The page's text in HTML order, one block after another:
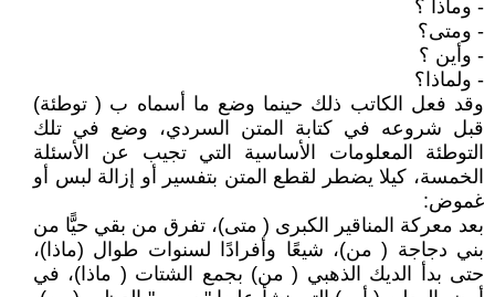
- وماذا ؟
- ومتى؟
- وأين ؟
- ولماذا؟
وقد فعل الكاتب ذلك حينما وضع ما أسماه ب ( توطئة)
قبل شروعه في كتابة المتن السردي، وضع في تلك
التوطئة المعلومات الأساسية التي تجيب عن الأسئلة
الخمسة، كيلا يضطر لقطع المتن بتفسير أو إزالة لبس أو
غموض:
بعد معركة المناقير الكبرى ( متى)، تفرق من بقي حيًّا من
بني دجاجة ( من)، شيعًا وأفرادًا لسنوات طوال (ماذا)،
حتى بدأ الديك الذهبي ( من) بجمع الشتات ( ماذا)، في